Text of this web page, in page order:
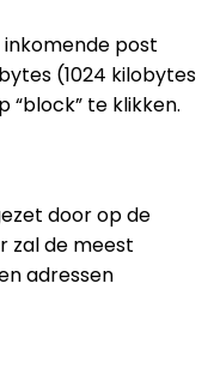
post
(1024 kilobytes
“block” te klikken.
door op de
zal de meest
adressen